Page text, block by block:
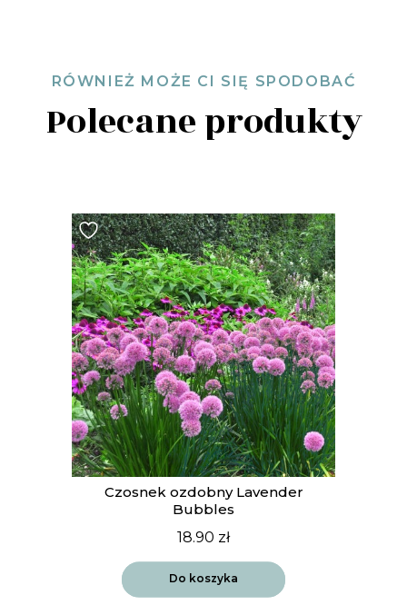
RÓWNIEŻ MOŻE CI SIĘ SPODOBAĆ
Polecane produkty
Czosnek ozdobny Lavender
Bubbles
18.90 zł
Do koszyka